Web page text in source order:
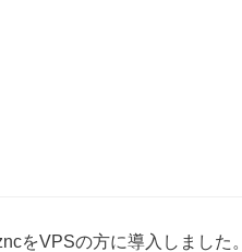
をVPSの方に導入しました。